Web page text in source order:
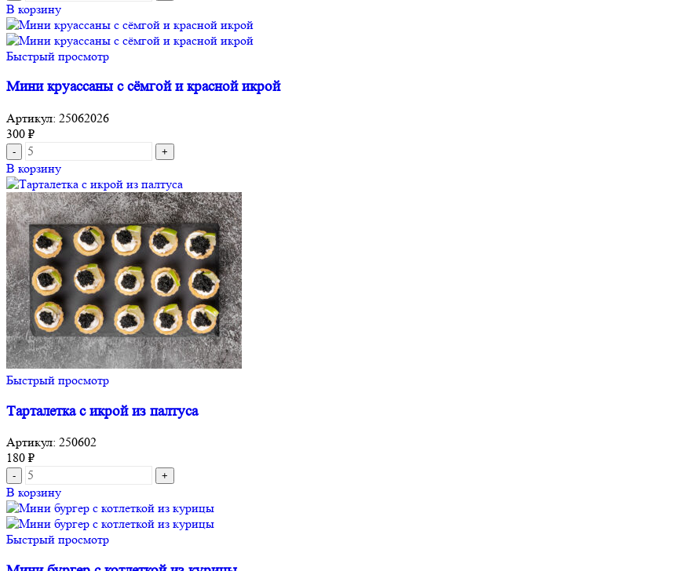
В корзину
Быстрый просмотр
Мини круассаны с сёмгой и красной икрой
Артикул: 25062026
300 ₽
В корзину
Быстрый просмотр
Тарталетка с икрой из палтуса
Артикул: 250602
180 ₽
В корзину
Быстрый просмотр